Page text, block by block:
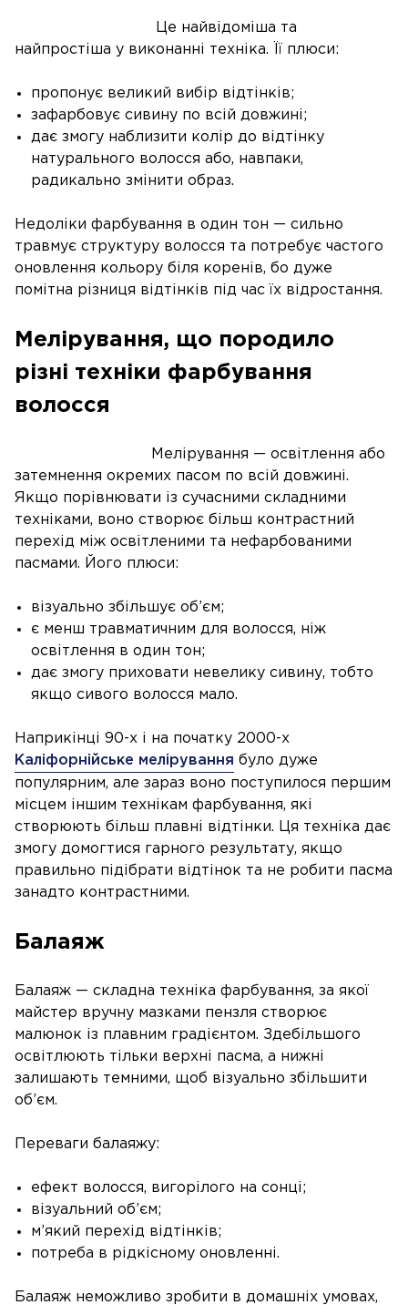
Це найвідоміша та
найпростіша у виконанні техніка. Її плюси:
пропонує великий вибір відтінків;
зафарбовує сивину по всій довжині;
дає змогу наблизити колір до відтінку
натурального волосся або, навпаки,
радикально змінити образ.
Недоліки фарбування в один тон — сильно
травмує структуру волосся та потребує частого
оновлення кольору біля коренів, бо дуже
помітна різниця відтінків під час їх відростання.
Мелірування, що породило
різні техніки фарбування
волосся
Мелірування — освітлення або
затемнення окремих пасом по всій довжині.
Якщо порівнювати із сучасними складними
техніками, воно створює більш контрастний
перехід між освітленими та нефарбованими
пасмами. Його плюси:
візуально збільшує об’єм;
є менш травматичним для волосся, ніж
освітлення в один тон;
дає змогу приховати невелику сивину, тобто
якщо сивого волосся мало.
Наприкінці 90-х і на початку 2000-х
Каліфорнійське мелірування було дуже
популярним, але зараз воно поступилося першим
місцем іншим технікам фарбування, які
створюють більш плавні відтінки. Ця техніка дає
змогу домогтися гарного результату, якщо
правильно підібрати відтінок та не робити пасма
занадто контрастними.
Балаяж
Балаяж — складна техніка фарбування, за якої
майстер вручну мазками пензля створює
малюнок із плавним градієнтом. Здебільшого
освітлюють тільки верхні пасма, а нижні
залишають темними, щоб візуально збільшити
об’єм.
Переваги балаяжу:
ефект волосся, вигорілого на сонці;
візуальний об’єм;
м’який перехід відтінків;
потреба в рідкісному оновленні.
Балаяж неможливо зробити в домашніх умовах,